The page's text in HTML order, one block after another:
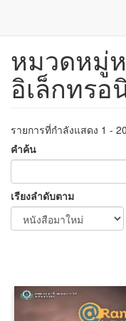
ข้าม
เนื้อหา
หมวดหมู่
อิเล็กทรอ
รายการที่กำลังแสดง 1 -
คำค้น
เรียงลำดับตาม